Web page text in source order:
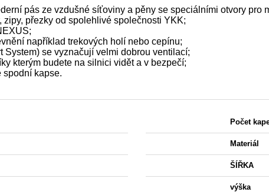
pás ze vzdušné síťoviny a pěny se speciálními otvory
přezky od spolehlivé společnosti YKK;
například trekových holí nebo cepínu;
se vyznačují velmi dobrou ventilací;
kterým budete na silnici vidět a v bezpečí;
spodní kapse.
Počet
Materiál
ŠÍŘKA
výška